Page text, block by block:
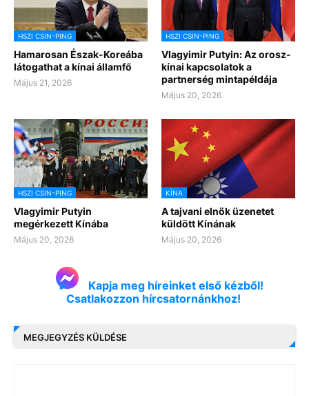
HSZI CSIN-PING
Hamarosan Észak-Koreába
látogathat a kínai államfő
Május 21, 2026
HSZI CSIN-PING
Vlagyimir Putyin: Az orosz-
kínai kapcsolatok a
partnerség mintapéldája
Május 20, 2026
HSZI CSIN-PING
Vlagyimir Putyin
megérkezett Kínába
Május 20, 2026
KÍNA
A tajvani elnök üzenetet
küldött Kínának
Május 20, 2026
Kapja meg híreinket első kézből!
Csatlakozzon hírcsatornánkhoz!
MEGJEGYZÉS KÜLDÉSE